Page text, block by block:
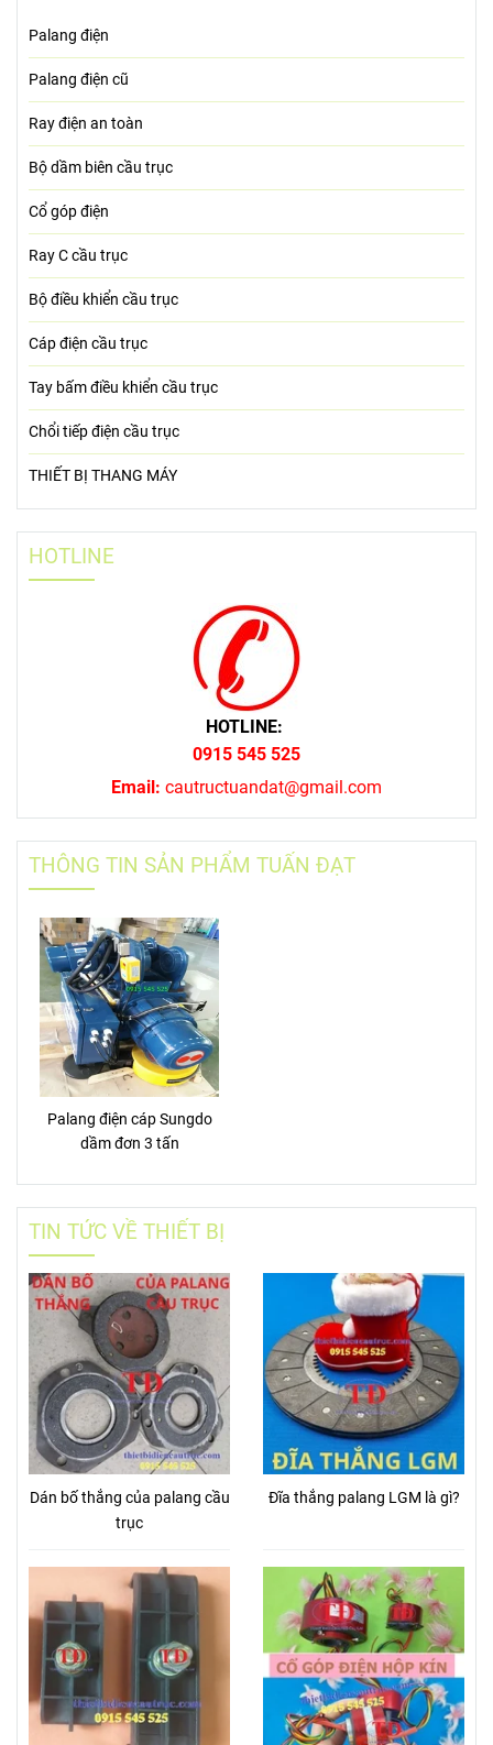
Palang điện
Palang điện cũ
Ray điện an toàn
Bộ dầm biên cầu trục
Cổ góp điện
Ray C cầu trục
Bộ điều khiển cầu trục
Cáp điện cầu trục
Tay bấm điều khiển cầu trục
Chổi tiếp điện cầu trục
THIẾT BỊ THANG MÁY
HOTLINE
HOTLINE:
0915 545 525
Email: cautructuandat@gmail.com
THÔNG TIN SẢN PHẨM TUẤN ĐẠT
Palang điện cáp Sungdo
dầm đơn 3 tấn
TIN TỨC VỀ THIẾT BỊ
Dán bố thắng của palang cầu
trục
Đĩa thắng palang LGM là gì?